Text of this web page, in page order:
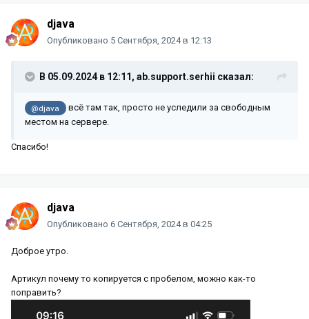
djava
Опубликовано 5 Сентября, 2024 в 12:13
В 05.09.2024 в 12:11, ab.support.serhii сказал:
@djava
всё там так, просто не уследили за свободным
местом на сервере.
Спасибо!
djava
Опубликовано 6 Сентября, 2024 в 04:25
Доброе утро.
Артикул почему то копируется с пробелом, можно как-то
поправить?